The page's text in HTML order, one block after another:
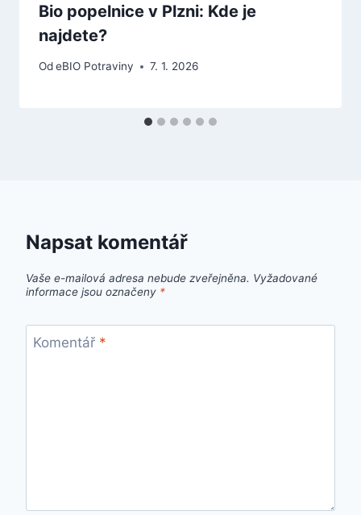
Bio popelnice v Plzni: Kde je
najdete?
OdeBIO Potraviny 7. 1. 2026
Napsat komentář
Vaše e-mailová adresa nebude zveřejněna. Vyžadované
informace jsou označeny *
Komentář *